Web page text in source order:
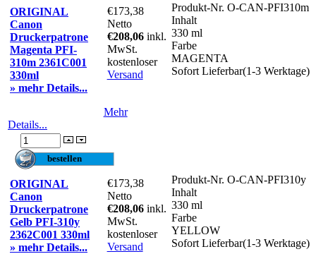
ORIGINAL
Canon
Druckerpatrone
Magenta PFI-
310m 2361C001
330ml
» mehr Details...
€173,38
Netto
€208,06 inkl.
MwSt.
kostenloser
Versand
Produkt-Nr. O-CAN-PFI310m
Inhalt
330 ml
Farbe
MAGENTA
Sofort Lieferbar(1-3 Werktage)
Mehr
Details...
ORIGINAL
Canon
Druckerpatrone
Gelb PFI-310y
2362C001 330ml
» mehr Details...
€173,38
Netto
€208,06 inkl.
MwSt.
kostenloser
Versand
Produkt-Nr. O-CAN-PFI310y
Inhalt
330 ml
Farbe
YELLOW
Sofort Lieferbar(1-3 Werktage)